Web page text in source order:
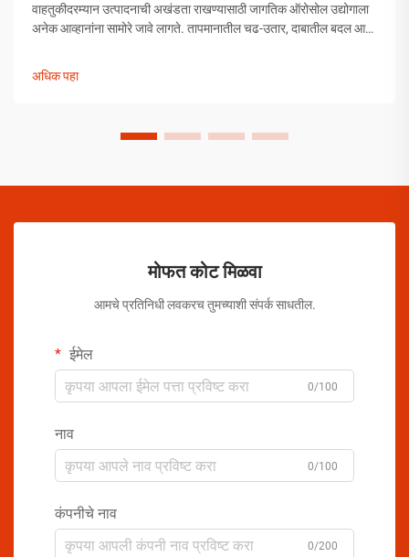
वाहतुकीदरम्यान उत्पादनाची अखंडता राखण्यासाठी जागतिक ऑरोसोल उद्योगाला
अनेक आव्हानांना सामोरे जावे लागते. तापमानातील चढ-उतार, दाबातील बदल आणि
उपाययोजना राबविल्या पाहिजेत.
अधिक पहा
मोफत कोट मिळवा
आमचे प्रतिनिधी लवकरच तुमच्याशी संपर्क साधतील.
ईमेल
0/100
नाव
0/100
कंपनीचे नाव
0/200